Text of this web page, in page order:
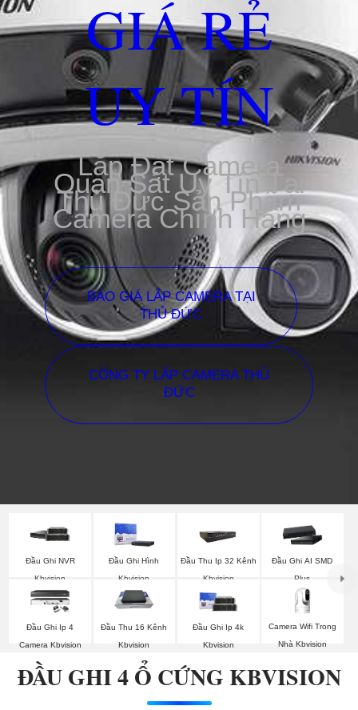
GIÁ RẺ
UY TÍN
Lắp Đặt Camera
Quan Sát Uy Tín Tại
Thủ Đức Sản Phẩm
Camera Chính Hãng
BÁO GIÁ LẮP CAMERA TẠI
THỦ ĐỨC
CÔNG TY LẮP CAMERA THỦ
ĐỨC
Đầu Ghi NVR
Kbvision
Đầu Ghi Hình
Kbvision
Đầu Thu Ip 32 Kênh
Kbvision
Đầu Ghi AI SMD
Plus
Đầu Ghi Ip 4
Camera Kbvision
Đầu Thu 16 Kênh
Kbvision
Đầu Ghi Ip 4k
Kbvision
Camera Wifi Trong
Nhà Kbvision
ĐẦU GHI 4 Ổ CỨNG KBVISION